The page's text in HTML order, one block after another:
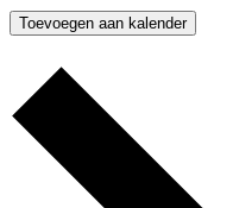
Toevoegen aan kalender